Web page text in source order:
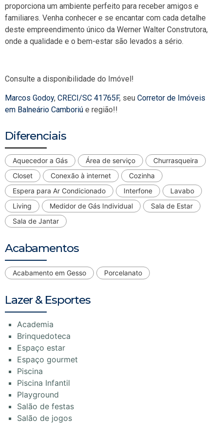
proporciona um ambiente perfeito para receber amigos e
familiares. Venha conhecer e se encantar com cada detalhe
deste empreendimento único da Werner Walter Construtora,
onde a qualidade e o bem-estar são levados a sério.
Consulte a disponibilidade do Imóvel!
Marcos Godoy, CRECI/SC 41765F, seu Corretor de Imóveis
em Balneário Camboriú e região!!
Diferenciais
Aquecedor a Gás Área de serviço
Churrasqueira
Closet
Conexão à internet
Cozinha
Espera para Ar Condicionado
Interfone
Lavabo
Living
Medidor de Gás Individual
Sala de Estar
Sala de Jantar
Acabamentos
Acabamento em Gesso Porcelanato
Lazer & Esportes
Academia
Brinquedoteca
Espaço estar
Espaço gourmet
Piscina
Piscina Infantil
Playground
Salão de festas
Salão de jogos